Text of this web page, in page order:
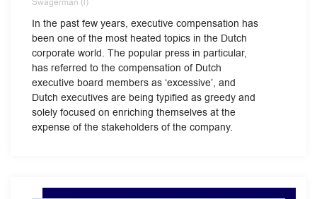
In the past few years, executive compensation has
been one of the most heated topics in the Dutch
corporate world. The popular press in particular,
has referred to the compensation of Dutch
executive board members as ‘excessive’, and
Dutch executives are being typified as greedy and
solely focused on enriching themselves at the
expense of the stakeholders of the company.